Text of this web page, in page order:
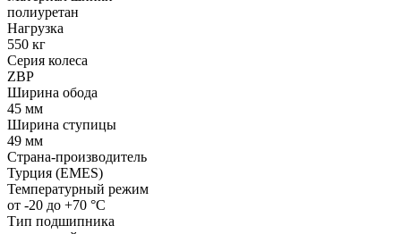
полиуретан
Нагрузка
550 кг
Серия колеса
ZBP
Ширина обода
45 мм
Ширина ступицы
49 мм
Страна-производитель
Турция (EMES)
Температурный режим
от -20 до +70 °С
Тип подшипника